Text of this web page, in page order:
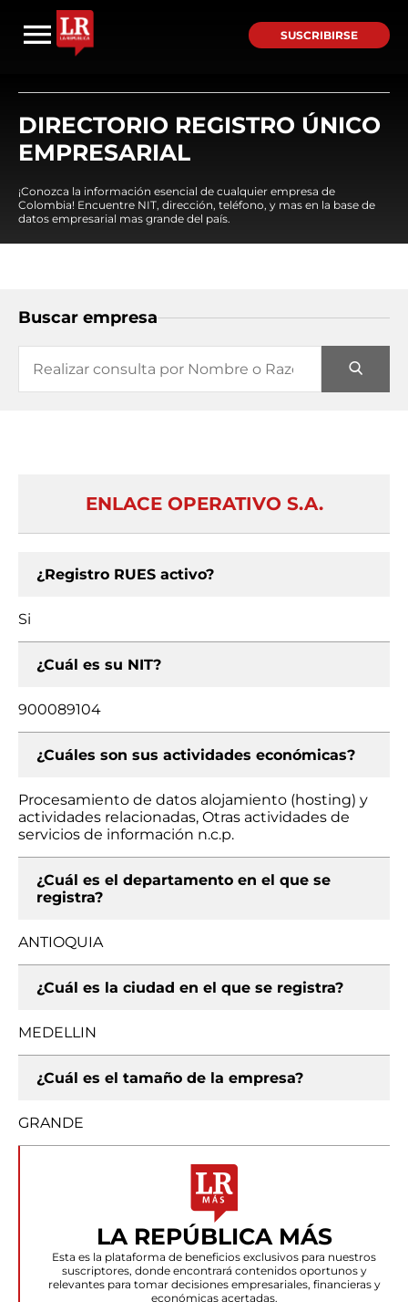
SUSCRIBIRSE
DIRECTORIO REGISTRO ÚNICO
EMPRESARIAL
¡Conozca la información esencial de cualquier empresa de
Colombia! Encuentre NIT, dirección, teléfono, y mas en la base de
datos empresarial mas grande del país.
Buscar empresa
ENLACE OPERATIVO S.A.
¿Registro RUES activo?
Si
¿Cuál es su NIT?
900089104
¿Cuáles son sus actividades económicas?
Procesamiento de datos alojamiento (hosting) y
actividades relacionadas, Otras actividades de
servicios de información n.c.p.
¿Cuál es el departamento en el que se
registra?
ANTIOQUIA
¿Cuál es la ciudad en el que se registra?
MEDELLIN
¿Cuál es el tamaño de la empresa?
GRANDE
LA REPÚBLICA MÁS
Esta es la plataforma de beneficios exclusivos para nuestros
suscriptores, donde encontrará contenidos oportunos y
relevantes para tomar decisiones empresariales, financieras y
económicas acertadas.